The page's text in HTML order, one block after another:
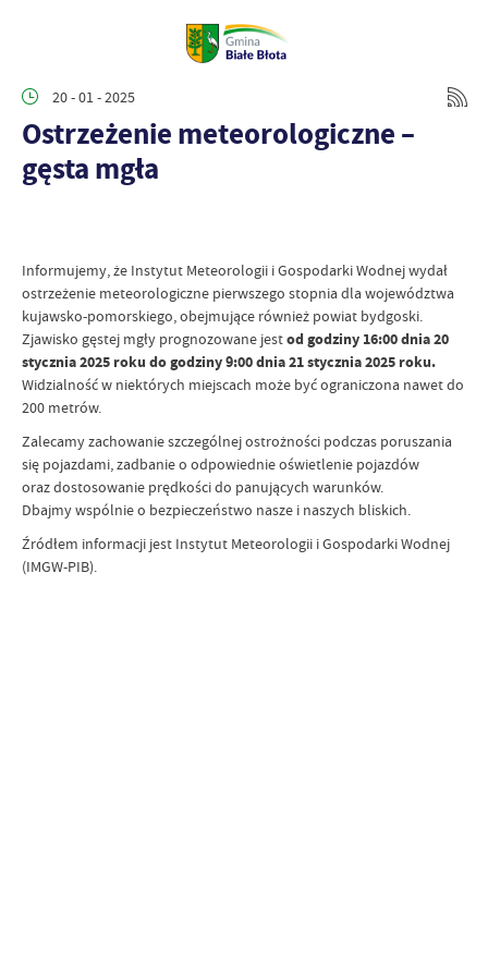
20 - 01 - 2025
Ostrzeżenie meteorologiczne –
gęsta mgła
Informujemy, że Instytut Meteorologii i Gospodarki Wodnej wydał
ostrzeżenie meteorologiczne pierwszego stopnia dla województwa
kujawsko-pomorskiego, obejmujące również powiat bydgoski.
Zjawisko gęstej mgły prognozowane jestod godziny 16:00 dnia 20
stycznia 2025 roku do godziny 9:00 dnia 21 stycznia 2025 roku.
Widzialność w niektórych miejscach może być ograniczona nawet do
200 metrów.
Zalecamy zachowanie szczególnej ostrożności podczas poruszania
się pojazdami, zadbanie o odpowiednie oświetlenie pojazdów
oraz dostosowanie prędkości do panujących warunków.
Dbajmy wspólnie o bezpieczeństwo nasze i naszych bliskich.
Źródłem informacji jest Instytut Meteorologii i Gospodarki Wodnej
(IMGW-PIB).